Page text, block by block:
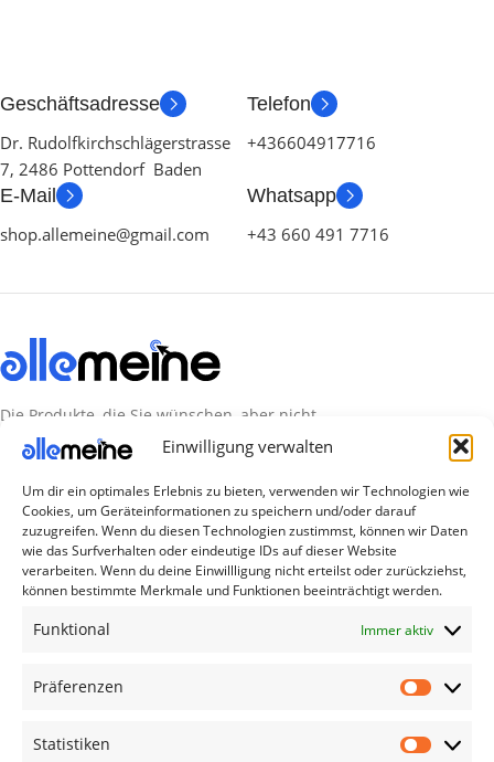
Einwilligung verwalten
Um dir ein optimales Erlebnis zu bieten, verwenden wir Technologien wie
Cookies, um Geräteinformationen zu speichern und/oder darauf
zuzugreifen. Wenn du diesen Technologien zustimmst, können wir Daten
wie das Surfverhalten oder eindeutige IDs auf dieser Website
verarbeiten. Wenn du deine Einwillligung nicht erteilst oder zurückziehst,
können bestimmte Merkmale und Funktionen beeinträchtigt werden.
Funktional Immer aktiv
Präferenzen
Statistiken
Geschäftsadresse
Dr. Rudolfkirchschlägerstrasse
7, 2486 Pottendorf Baden
Telefon
+436604917716
E-Mail
shop.allemeine@gmail.com
Whatsapp
+43 660 491 7716
Die Produkte, die Sie wünschen, aber nicht
erreichen können, sind gleichzeitig mit der
Welt hier.
Abonnieren Sie uns
Kategorien
TV Zubehör
Handy Zubehör
Airpod Zubehör